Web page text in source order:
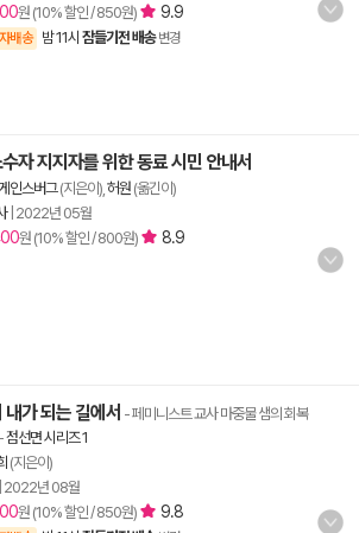
원 (10% 할인 / 850원) 9.9
배송 밤 11시 잠들기전 배송 변경
자 지지자를 위한 동료 시민 안내서
인스버그(지은이), 허원 (옮긴이)
| 2022년 05월
원 (10% 할인 / 800원)
8.9
내가 되는 길에서 - 페미니스트 교사 마중물 샘의 회복
-점선면 시리즈 1
(지은이)
2022년 08월
원 (10% 할인 / 850원) 9.8